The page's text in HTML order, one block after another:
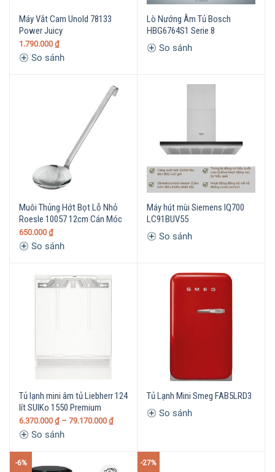
Máy Vắt Cam Unold 78133
Power Juicy
1.790.000 ₫
So sánh
Lò Nướng Âm Tủ Bosch
HBG6764S1 Serie 8
So sánh
Muôi Thủng Hớt Bọt Lỗ Nhỏ
Roesle 10057 12cm Cán Móc
650.000 ₫
So sánh
Máy hút mùi Siemens IQ700
LC91BUV55
So sánh
Tủ lạnh mini âm tủ Liebherr 124
lít SUIKo 1550 Premium
6.370.000 ₫ – 79.170.000 ₫
So sánh
Tủ Lạnh Mini Smeg FAB5LRD3
So sánh
-6% -27%